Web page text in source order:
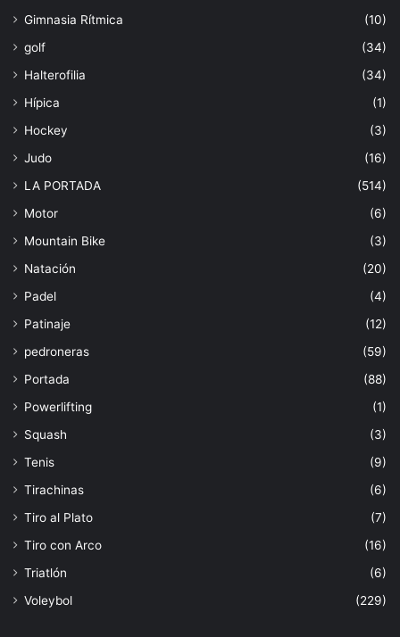
Gimnasia Rítmica
(10)
golf
(34)
Halterofilia
(34)
Hípica
(1)
Hockey
(3)
Judo
(16)
LA PORTADA
(514)
Motor
(6)
Mountain Bike
(3)
Natación
(20)
Padel
(4)
Patinaje
(12)
pedroneras
(59)
Portada
(88)
Powerlifting
(1)
Squash
(3)
Tenis
(9)
Tirachinas
(6)
Tiro al Plato
(7)
Tiro con Arco
(16)
Triatlón
(6)
Voleybol
(229)